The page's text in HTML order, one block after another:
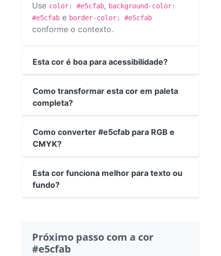
Use color: #e5cfab, background-color:
#e5cfab e border-color: #e5cfab
conforme o contexto.
Esta cor é boa para acessibilidade?
Como transformar esta cor em paleta
completa?
Como converter #e5cfab para RGB e
CMYK?
Esta cor funciona melhor para texto ou
fundo?
Próximo passo com a cor
#e5cfab